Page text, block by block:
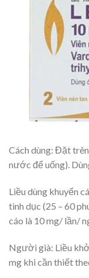
Cách dùng: Đặt
nước để uống).
Liều dùng khuyến
tình dục (25 – 60
cáo là 10 mg/ lần/
Người già: Liều
mg khi cần thiết